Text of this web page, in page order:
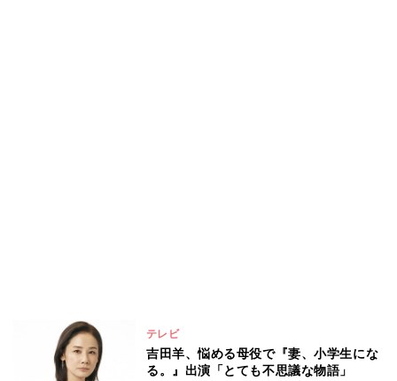
テレビ
吉田羊、悩める母役で『妻、小学生にな
る。』出演「とても不思議な物語」